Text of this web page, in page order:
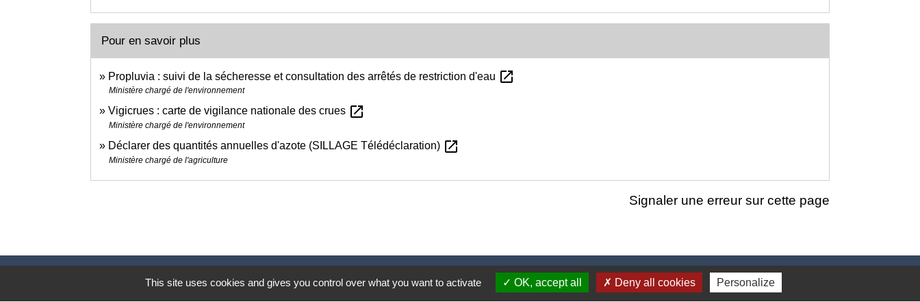
Pour en savoir plus
Propluvia : suivi de la sécheresse et consultation des arrêtés de restriction d'eau open_in_new
Ministère chargé de l'environnement
Vigicrues : carte de vigilance nationale des crues open_in_new
Ministère chargé de l'environnement
Déclarer des quantités annuelles d'azote (SILLAGE Télédéclaration) open_in_new
Ministère chargé de l'agriculture
Signaler une erreur sur cette page
Nous contacter
This site uses cookies and gives you control over what you want to activate OK, accept all Deny all cookies Personalize